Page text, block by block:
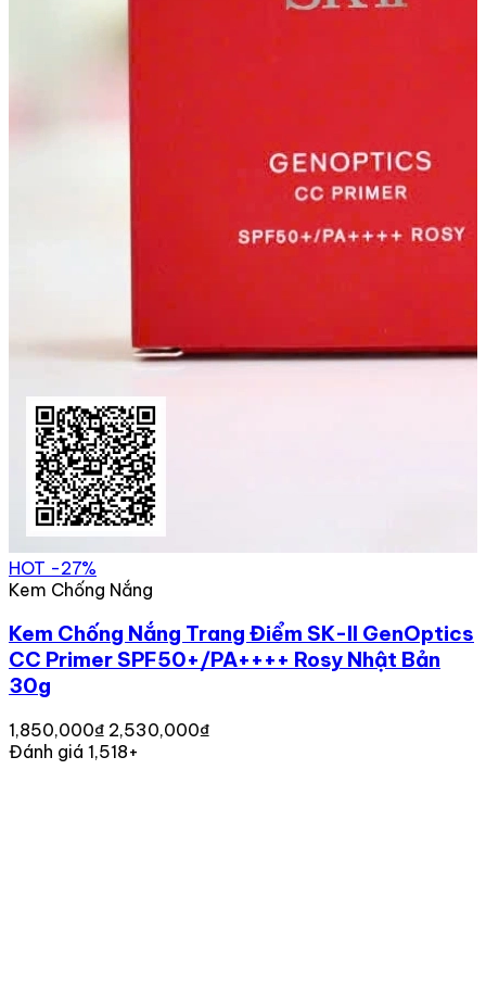
HOT -27%
Kem Chống Nắng
Kem Chống Nắng Trang Điểm SK-II GenOptics
CC Primer SPF50+/PA++++ Rosy Nhật Bản
30g
1,850,000₫ 2,530,000₫
Đánh giá 1,518+